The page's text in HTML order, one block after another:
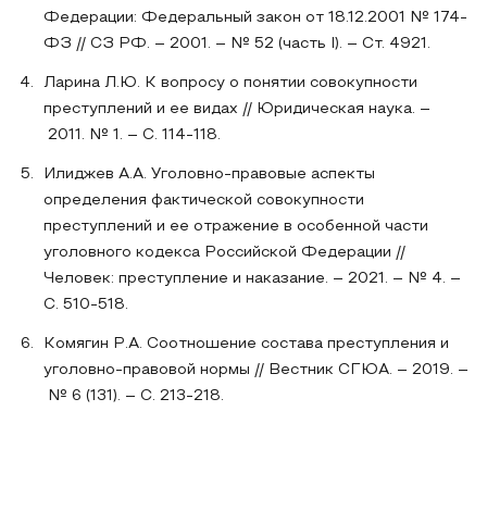
Федерации: Федеральный закон от 18.12.2001 № 174-
ФЗ // СЗ РФ. – 2001. – № 52 (часть I). – Ст. 4921.
Ларина Л.Ю. К вопросу о понятии совокупности
преступлений и ее видах // Юридическая наука. –
2011. № 1. – С. 114-118.
Илиджев А.А. Уголовно-правовые аспекты
определения фактической совокупности
преступлений и ее отражение в особенной части
уголовного кодекса Российской Федерации //
Человек: преступление и наказание. – 2021. – № 4. –
С. 510-518.
Комягин Р.А. Соотношение состава преступления и
уголовно-правовой нормы // Вестник СГЮА. – 2019. –
№ 6 (131). – С. 213-218.